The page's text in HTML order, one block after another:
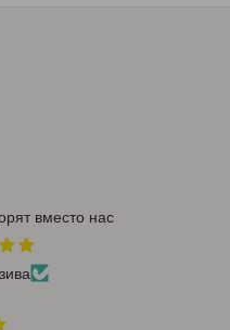
вместо нас